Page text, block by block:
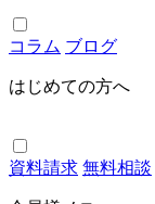
コラム ブログ
はじめての方へ
資料請求 無料相談